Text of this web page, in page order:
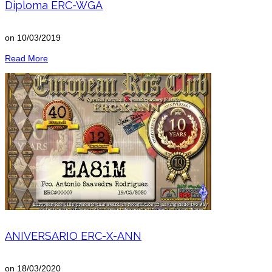
Diploma ERC-WGA
on 10/03/2019
Read More
ANIVERSARIO ERC-X-ANN
on 18/03/2020